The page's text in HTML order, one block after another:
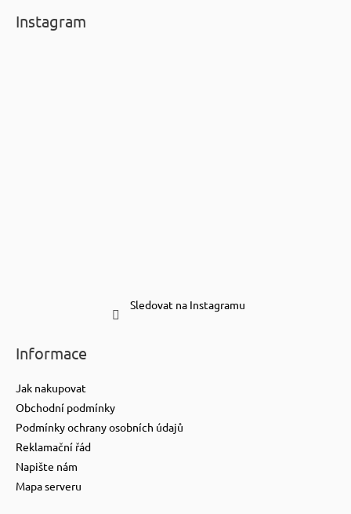
Instagram
Sledovat na Instagramu
Informace
Jak nakupovat
Obchodní podmínky
Podmínky ochrany osobních údajů
Reklamační řád
Napište nám
Mapa serveru